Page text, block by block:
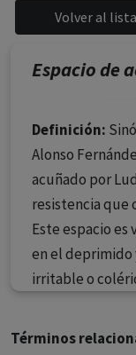
siendo
facultados
caso concreto, el
necesidades del
Espacio de
Definición:
Alonso
acuñado por
resistencia que
Este espacio
en el deprimido
irritable o
Términos